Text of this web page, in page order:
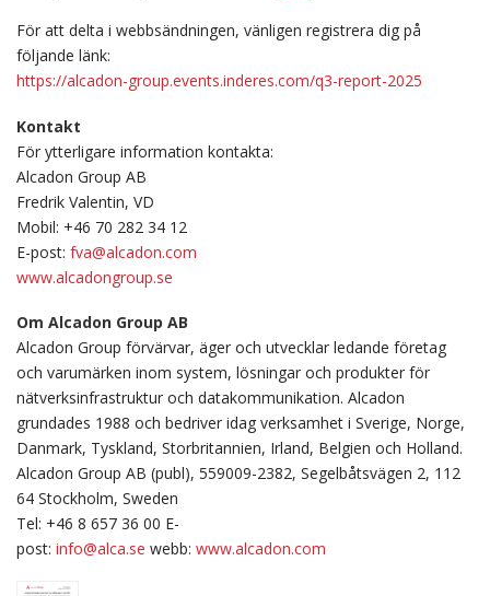
För att delta i webbsändningen, vänligen registrera dig på
följande länk:
https://alcadon-group.events.inderes.com/q3-report-2025
Kontakt
För ytterligare information kontakta:
Alcadon Group AB
Fredrik Valentin, VD
Mobil: +46 70 282 34 12
E-post: fva@alcadon.com
www.alcadongroup.se
Om Alcadon Group AB
Alcadon Group förvärvar, äger och utvecklar ledande företag
och varumärken inom system, lösningar och produkter för
nätverksinfrastruktur och datakommunikation. Alcadon
grundades 1988 och bedriver idag verksamhet i Sverige, Norge,
Danmark, Tyskland, Storbritannien, Irland, Belgien och Holland.
Alcadon Group AB (publ), 559009-2382, Segelbåtsvägen 2, 112
64 Stockholm, Sweden
Tel: +46 8 657 36 00 E-
post: info@alca.se webb: www.alcadon.com